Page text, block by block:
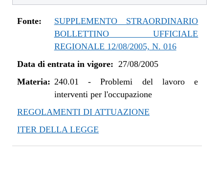
Fonte:
SUPPLEMENTO STRAORDINARIO
BOLLETTINO UFFICIALE
REGIONALE 12/08/2005, N. 016
Data di entrata in vigore: 27/08/2005
Materia: 240.01 -Problemi del lavoro e
interventi per l'occupazione
REGOLAMENTI DI ATTUAZIONE
ITER DELLA LEGGE